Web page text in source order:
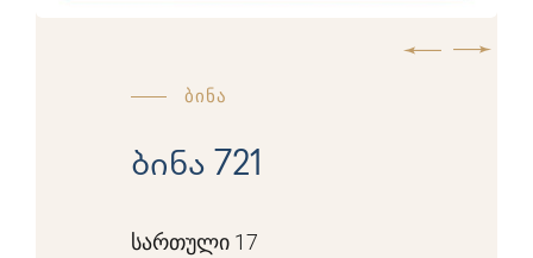
ბინა
ბინა 721
სართული 17